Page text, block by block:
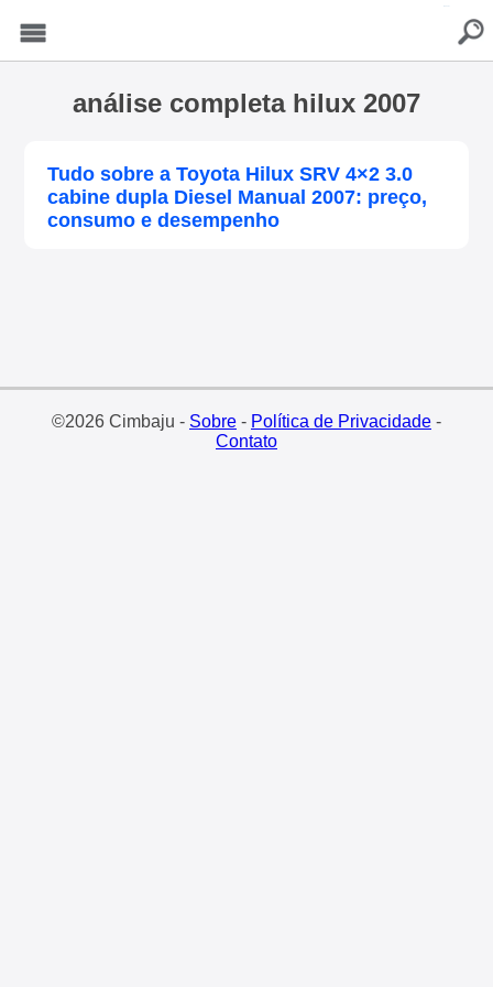
análise completa hilux 2007
Tudo sobre a Toyota Hilux SRV 4×2 3.0
cabine dupla Diesel Manual 2007: preço,
consumo e desempenho
©2026 Cimbaju - Sobre- Política de Privacidade-
Contato